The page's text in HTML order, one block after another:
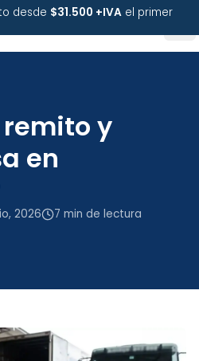
desde $31.500 +IVAel primer
en
2026 7 min de lectura